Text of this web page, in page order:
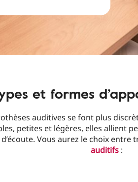
et formes
auditives se font plus
petites et légères, elles allient
Vous aurez le choix entre
auditifs: